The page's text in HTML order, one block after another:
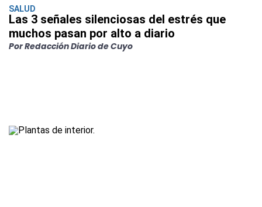
SALUD
Las 3 señales silenciosas del estrés que
muchos pasan por alto a diario
Por Redacción Diario de Cuyo